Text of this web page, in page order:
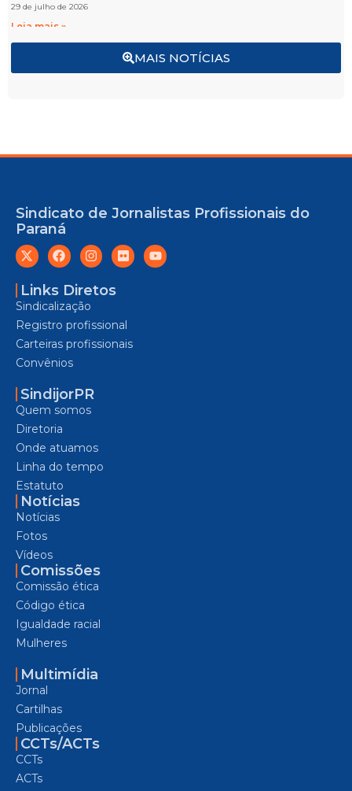
MAIS NOTÍCIAS
29 de julho de 2026
Leia mais »
Sindicato de Jornalistas Profissionais do
Paraná
Links Diretos
Sindicalização
Registro profissional
Carteiras profissionais
Convênios
SindijorPR
Quem somos
Diretoria
Onde atuamos
Linha do tempo
Estatuto
Notícias
Notícias
Fotos
Vídeos
Comissões
Comissão ética
Código ética
Igualdade racial
Mulheres
Multimídia
Jornal
Cartilhas
Publicações
CCTs/ACTs
CCTs
ACTs